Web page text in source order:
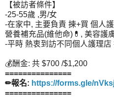
【被訪者條件】
-25-55歲 ,男/女
-在家中, 主要負責 揀+買 個人
營養補充品(維他命)💊, 美容護
-平時 熱衷到訪不同個人護理店
💰酬金: 共 $700 /$1,200
===============
✏報名: https://forms.gle/
===============